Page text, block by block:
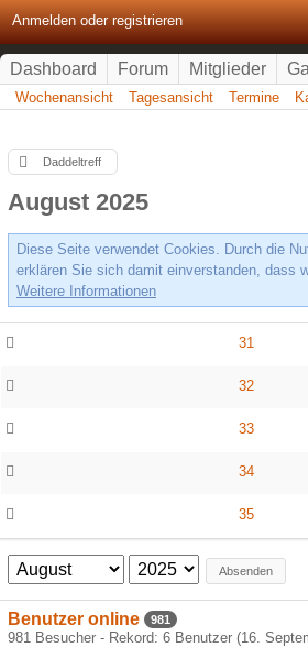
Anmelden oder registrieren
Dashboard Forum Mitglieder
Wochenansicht Tagesansicht Termine
Daddeltreff
August 2025
Diese Seite verwendet Cookies. Durch die
erklären Sie sich damit einverstanden, dass
Weitere Informationen
31
32
33
34
35
Absenden
Benutzer online 981
981 Besucher - Rekord: 6 Benutzer (16.